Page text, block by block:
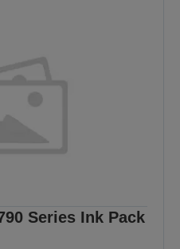
Series Ink Pack